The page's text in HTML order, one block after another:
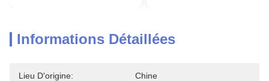
Informations Détaillées
Lieu D'origine: Chine